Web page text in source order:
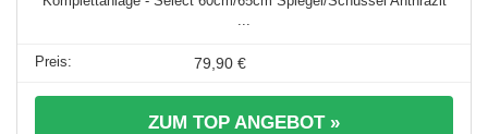
79,90 €
ZUM TOP ANGEBOT »